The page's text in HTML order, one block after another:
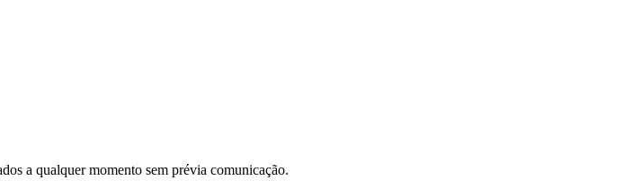
a qualquer momento sem prévia comunicação.